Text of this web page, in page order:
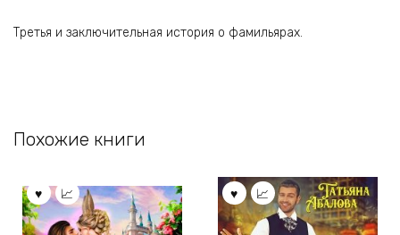
Третья и заключительная история о фамильярах.
Похожие книги